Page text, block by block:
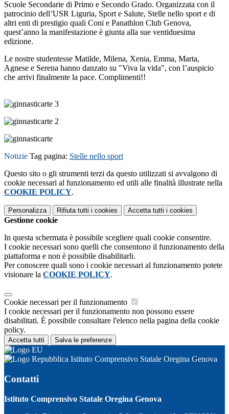
Scuole Secondarie di Primo e Secondo Grado. Organizzata con il
patrocinio dell’USR Liguria, Sport e Salute, Stelle nello sport e di
altri enti di prestigio quali Coni e Panathlon Club Genova,
quest’anno la manifestazione è giunta alla sue ventiduesima
edizione.
Le nostre studentesse Matilde, Milena, Xenia, Emma, Marta,
Agnese e Serena hanno danzato su "Viva la vida", con l’auspicio
che arrivi finalmente la pace. Complimenti!!
Notizie Tag pagina: Stelle nello sport
Questo sito o gli strumenti terzi da questo utilizzati si avvalgono di
cookie necessari al funzionamento ed utili alle finalità illustrate nella
COOKIE POLICY.
Personalizza Rifiuta tutti i cookies Accetta tutti i cookies
Gestione cookie
In questa schermata è possibile scegliere quali cookie consentire.
I cookie necessari sono quelli che consentono il funzionamento della
piattaforma e non è possibile disabilitarli.
Per conoscere quali sono i cookie necessari al funzionamento potete
visionare la COOKIE POLICY.
Cookie necessari per il funzionamento
I cookie necessari per il funzionamento non possono essere
disabilitati. È possibile consultare l'elenco nella pagina della cookie
policy.
Accetta tutti Salva le preferenze
Istituto Comprensivo Statale Oregina Genova
Contatti
Istituto Comprensivo Statale Oregina Genova